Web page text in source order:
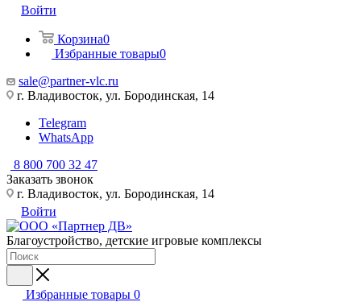
Войти
Корзина0
Избранные товары0
sale@partner-vlc.ru
г. Владивосток, ул. Бородинская, 14
Telegram
WhatsApp
8 800 700 32 47
Заказать звонок
г. Владивосток, ул. Бородинская, 14
Войти
Благоустройство, детские игровые комплексы
Избранные товары 0